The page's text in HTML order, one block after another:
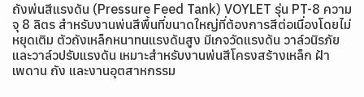
ถังพ่นสีแรงดัน (Pressure Feed Tank) VOYLET รุ่น PT-8 ความ
จุ 8 ลิตร สำหรับงานพ่นสีพื้นที่ขนาดใหญ่ที่ต้องการสีต่อเนื่องโดยไม่
หยุดเติม ตัวถังเหล็กหนาทนแรงดันสูง มีเกจวัดแรงดัน วาล์วนิรภัย
และวาล์วปรับแรงดัน เหมาะสำหรับงานพ่นสีโครงสร้างเหล็ก ฝ้า
เพดาน ถัง และงานอุตสาหกรรม